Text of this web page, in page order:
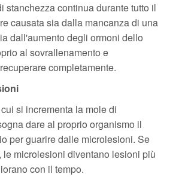
stanchezza continua durante tutto il
causata sia dalla mancanza di una
dall'aumento degli ormoni dello
al sovrallenamento e
completamente.
si incrementa la mole di
dare al proprio organismo il
per guarire dalle microlesioni. Se
le microlesioni diventano lesioni più
con il tempo.